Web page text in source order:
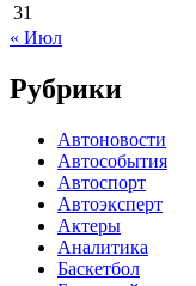
31
« Июл
Рубрики
Автоновости
Автособытия
Автоспорт
Автоэксперт
Актеры
Аналитика
Баскетбол